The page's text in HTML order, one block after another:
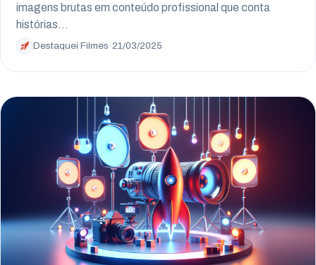
imagens brutas em conteúdo profissional que conta
histórias…
Destaquei Filmes ·21/03/2025